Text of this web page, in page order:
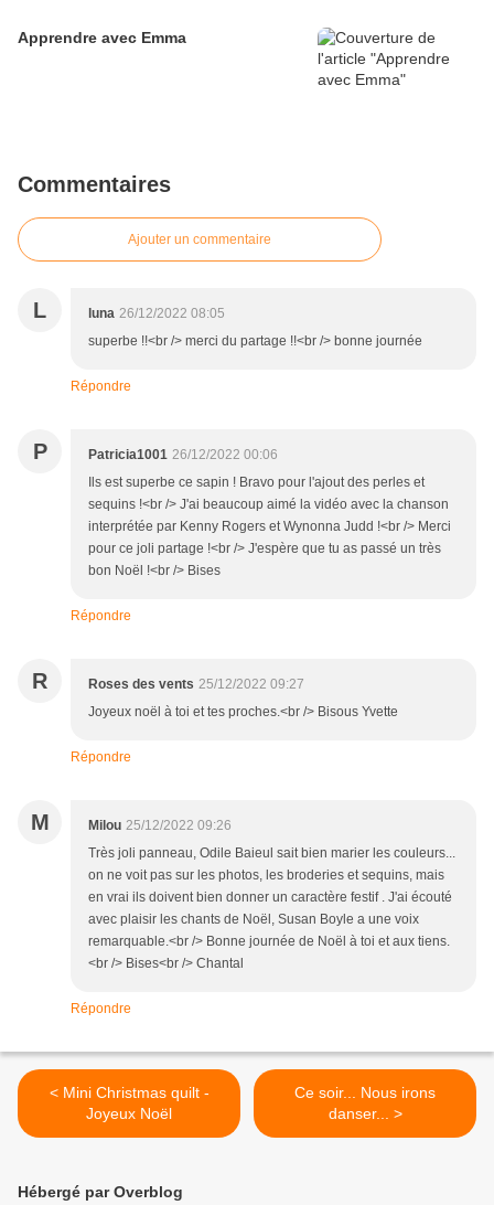
Apprendre avec Emma
Commentaires
Ajouter un commentaire
L luna 26/12/2022 08:05
superbe !!<br /> merci du partage !!<br /> bonne journée
Répondre
P Patricia1001 26/12/2022 00:06
Ils est superbe ce sapin ! Bravo pour l'ajout des perles et
sequins !<br /> J'ai beaucoup aimé la vidéo avec la chanson
interprétée par Kenny Rogers et Wynonna Judd !<br /> Merci
pour ce joli partage !<br /> J'espère que tu as passé un très
bon Noël !<br /> Bises
Répondre
R Roses des vents 25/12/2022 09:27
Joyeux noël à toi et tes proches.<br /> Bisous Yvette
Répondre
M Milou 25/12/2022 09:26
Très joli panneau, Odile Baieul sait bien marier les couleurs...
on ne voit pas sur les photos, les broderies et sequins, mais
en vrai ils doivent bien donner un caractère festif . J'ai écouté
avec plaisir les chants de Noël, Susan Boyle a une voix
remarquable.<br /> Bonne journée de Noël à toi et aux tiens.
<br /> Bises<br /> Chantal
Répondre
< Mini Christmas quilt -
Joyeux Noël
Ce soir... Nous irons
danser... >
Hébergé par Overblog